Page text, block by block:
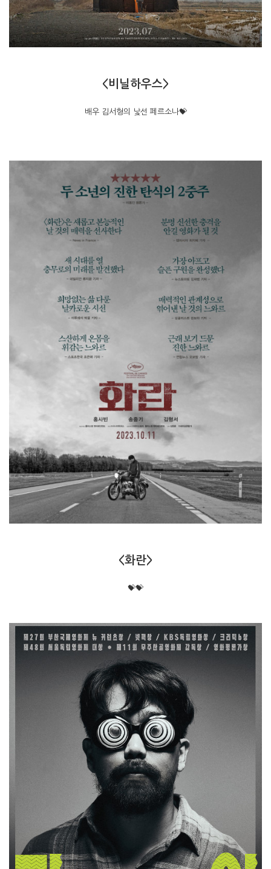
<비닐하우스>
배우 김서형의 낯선 페르소나💝
<화란>
💝💝